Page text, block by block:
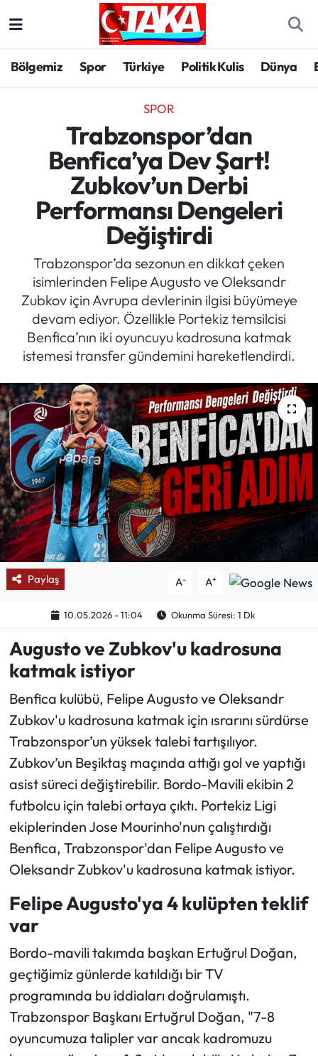
Bölgemiz Spor Türkiye Politik Kulis Dünya
SPOR
Trabzonspor’dan
Benfica’ya Dev Şart!
Zubkov’un Derbi
Performansı Dengeleri
Değiştirdi
Trabzonspor’da sezonun en dikkat çeken
isimlerinden Felipe Augusto ve Oleksandr
Zubkov için Avrupa devlerinin ilgisi büyümeye
devam ediyor. Özellikle Portekiz temsilcisi
Benfica’nın iki oyuncuyu kadrosuna katmak
istemesi transfer gündemini hareketlendirdi.
Paylaş A- A+
10.05.2026 - 11:04 Okunma Süresi: 1 Dk
Augusto ve Zubkov'u kadrosuna
katmak istiyor
Benfica kulübü, Felipe Augusto ve Oleksandr
Zubkov'u kadrosuna katmak için ısrarını sürdürse
Trabzonspor’un yüksek talebi tartışılıyor.
Zubkov’un Beşiktaş maçında attığı gol ve yaptığı
asist süreci değiştirebilir. Bordo-Mavili ekibin 2
futbolcu için talebi ortaya çıktı. Portekiz Ligi
ekiplerinden Jose Mourinho'nun çalıştırdığı
Benfica, Trabzonspor'dan Felipe Augusto ve
Oleksandr Zubkov'u kadrosuna katmak istiyor.
Felipe Augusto'ya 4 kulüpten teklif
var
Bordo-mavili takımda başkan Ertuğrul Doğan,
geçtiğimiz günlerde katıldığı bir TV
programında bu iddiaları doğrulamıştı.
Trabzonspor Başkanı Ertuğrul Doğan, "7-8
oyuncumuza talipler var ancak kadromuzu
Spor
Türkiye
Kültür/Sanat
Politika
Dünya
Magazin
Mektup Galeri
Röportaj
Manşet
Köşe Yazıları
Karikatür Galeri
BIK
ASTROLOJİ
Ekonomi
Sağlık
Turizm
Teknoloji
Trabzon Hava Durumu
Trabzon Trafik Yoğunluk Haritası
Süper Lig Puan Durumu ve Fikstür
Tüm Manşetler
Son Dakika Haberleri
Haber Arşivi